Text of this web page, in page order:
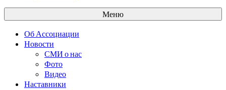
Меню
Об Ассоциации
Новости
СМИ о нас
Фото
Видео
Наставники